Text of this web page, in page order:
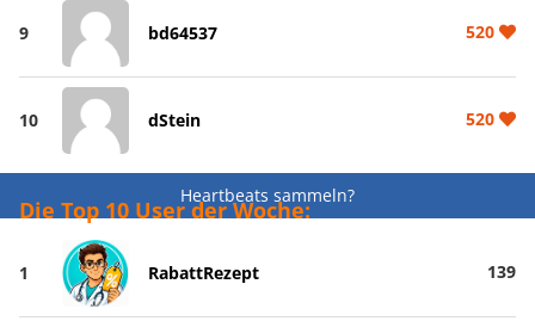
9 bd64537 520
10 dStein 520
Heartbeats sammeln?
Die Top 10 User der Woche:
1 RabattRezept 139